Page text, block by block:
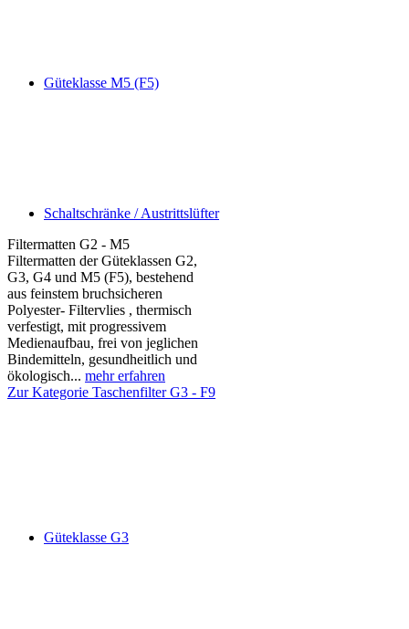
Güteklasse M5 (F5)
Schaltschränke / Austrittslüfter
Filtermatten G2 - M5
Filtermatten der Güteklassen G2,
G3, G4 und M5 (F5), bestehend
aus feinstem bruchsicheren
Polyester- Filtervlies , thermisch
verfestigt, mit progressivem
Medienaufbau, frei von jeglichen
Bindemitteln, gesundheitlich und
ökologisch... mehr erfahren
Zur Kategorie Taschenfilter G3 - F9
Güteklasse G3